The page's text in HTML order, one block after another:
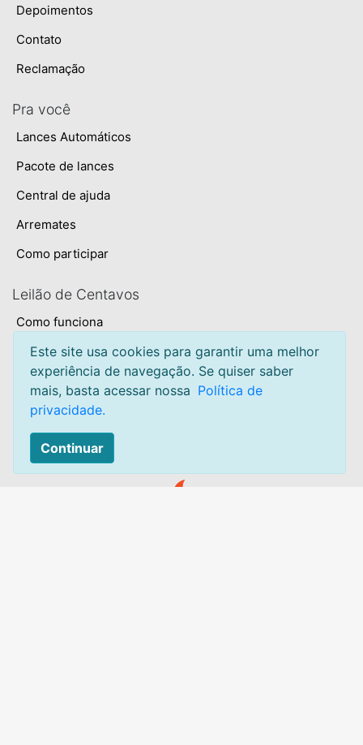
Depoimentos
Contato
Reclamação
Pra você
Lances Automáticos
Pacote de lances
Central de ajuda
Arremates
Como participar
Leilão de Centavos
Como funciona
Termos e condições
Privacidade
Sobre
Mapa do site
Este site usa cookies para garantir uma melhor
experiência de navegação. Se quiser saber
mais, basta acessar nossa Política de
privacidade.
Continuar